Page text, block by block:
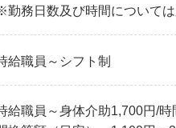
勤務日数及び時間については
給職員～シフト制
給職員～身体介助1,700円/